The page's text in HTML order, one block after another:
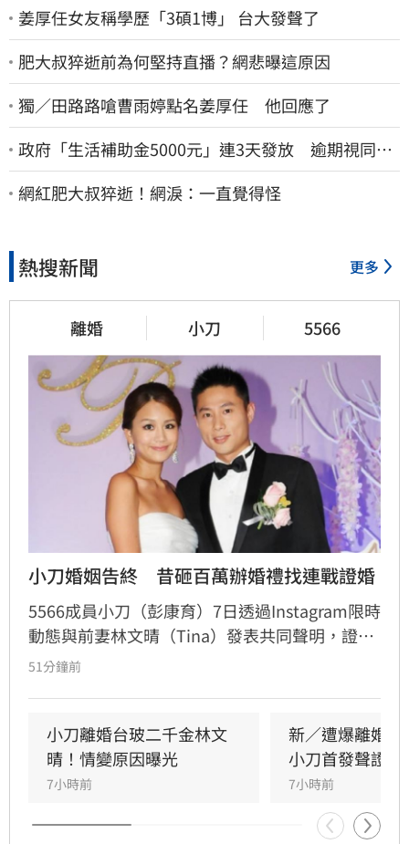
姜厚任女友稱學歷「3碩1博」 台大發聲了
肥大叔猝逝前為何堅持直播？網悲曝這原因
獨／田路路嗆曹雨婷點名姜厚任 他回應了
政府「生活補助金5000元」連3天發放 逾期視同放
棄
網紅肥大叔猝逝！網淚：一直覺得怪
熱搜新聞 更多
離婚 小刀 5566
小刀婚姻告終　昔砸百萬辦婚禮找連戰證婚
5566成員小刀（彭康育）7日透過Instagram限時
動態與前妻林文晴（Tina）發表共同聲明，證實
兩人已結束14年婚姻。聲明中表示，兩人其實已
同陪伴、守護一對子女成長，同時希望外界尊重
雙方決定，之後不再對離婚一事做任何回應。
51分鐘前
小刀離婚台玻二千金林文
晴！情變原因曝光
7小時前
新／遭爆離婚
小刀首發聲證實
7小時前